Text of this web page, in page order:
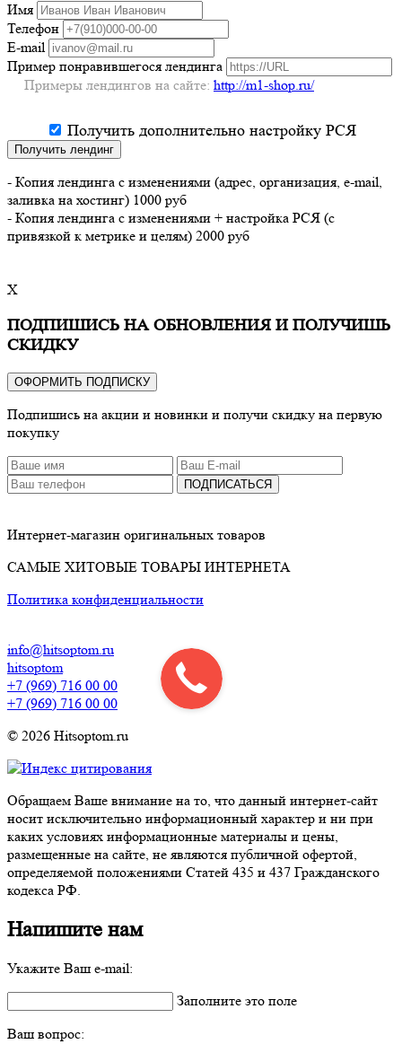
Имя
Телефон
E-mail
Пример понравившегося лендинга
Примеры лендингов на сайте: http://m1-shop.ru/
Получить дополнительно настройку РСЯ
Получить лендинг
- Копия лендинга с изменениями (адрес, организация, e-mail,
заливка на хостинг) 1000 руб
- Копия лендинга с изменениями + настройка РСЯ (с
привязкой к метрике и целям) 2000 руб
X
ПОДПИШИСЬ НА ОБНОВЛЕНИЯ И ПОЛУЧИШЬ
СКИДКУ
ОФОРМИТЬ ПОДПИСКУ
Подпишись на акции и новинки и получи скидку на первую
покупку
ПОДПИСАТЬСЯ
Интернет-магазин оригинальных товаров
САМЫЕ ХИТОВЫЕ ТОВАРЫ ИНТЕРНЕТА
Политика конфиденциальности
info@hitsoptom.ru
hitsoptom
+7 (969) 716 00 00
+7 (969) 716 00 00
© 2026 Hitsoptom.ru
Обращаем Ваше внимание на то, что данный интернет-сайт
носит исключительно информационный характер и ни при
каких условиях информационные материалы и цены,
размещенные на сайте, не являются публичной офертой,
определяемой положениями Статей 435 и 437 Гражданского
кодекса РФ.
Напишите нам
Укажите Ваш e-mail:
Заполните это поле
Ваш вопрос: